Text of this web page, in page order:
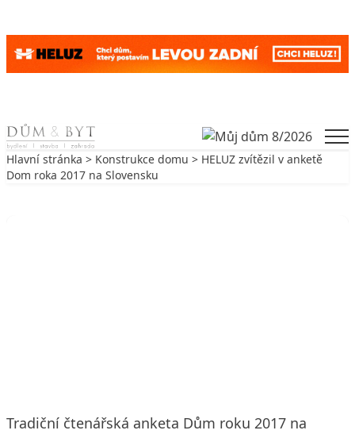
Skip to content
Hlavní stránka > Konstrukce domu > HELUZ zvítězil v anketě
Dom roka 2017 na Slovensku
Tradiční čtenářská anketa Dům roku 2017 na